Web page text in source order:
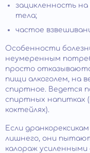
зацикленность на
тела;
частое
Особенности
неумеренным
просто
пищи алкоголем, на
спиртное. Ведется
спиртных напитках
коктейлях).
Если
лишнего, они
калораж усиленными